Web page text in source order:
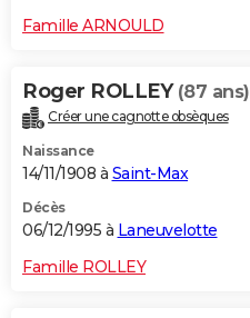
Famille ARNOULD
Roger ROLLEY (87 ans)
Créer une cagnotte obsèques
Naissance
14/11/1908 à Saint-Max
Décès
06/12/1995 à Laneuvelotte
Famille ROLLEY